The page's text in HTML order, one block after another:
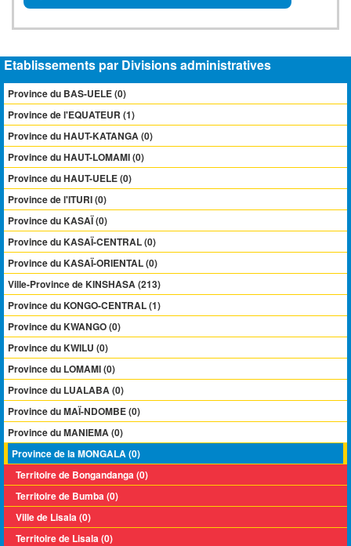
Etablissements par Divisions administratives
Province du BAS-UELE (0)
Province de l'EQUATEUR (1)
Province du HAUT-KATANGA (0)
Province du HAUT-LOMAMI (0)
Province du HAUT-UELE (0)
Province de l'ITURI (0)
Province du KASAÏ (0)
Province du KASAÏ-CENTRAL (0)
Province du KASAÏ-ORIENTAL (0)
Ville-Province de KINSHASA (213)
Province du KONGO-CENTRAL (1)
Province du KWANGO (0)
Province du KWILU (0)
Province du LOMAMI (0)
Province du LUALABA (0)
Province du MAÏ-NDOMBE (0)
Province du MANIEMA (0)
Province de la MONGALA (0)
Territoire de Bongandanga (0)
Territoire de Bumba (0)
Ville de Lisala (0)
Territoire de Lisala (0)